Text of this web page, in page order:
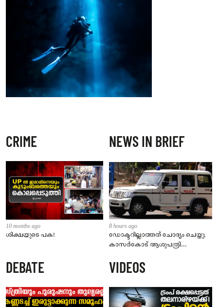
CRIME
10 months ago
ശിക്ഷയുടെ പക!
NEWS IN BRIEF
8 hours ago
ഡോക്ടറില്ലാത്തത് ചോദ്യം ചെയ്തു;
കാസർകോട് ആശുപത്രി
നാട്ടുകാർക്കെതിരെ കേസ്
DEBATE VIDEOS